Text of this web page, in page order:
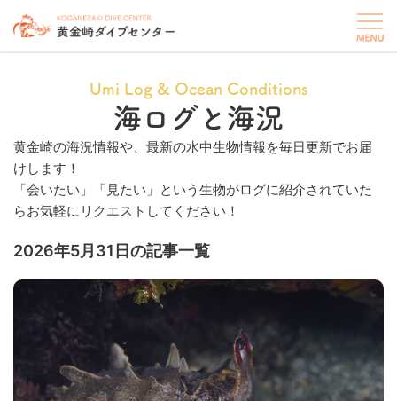
Umi Log & Ocean Conditions
海ログと海況
黄金崎の海況情報や、最新の水中生物情報を毎日更新でお届
けします！
「会いたい」「見たい」という生物がログに紹介されていた
らお気軽にリクエストしてください！
2026年5月31日の記事一覧